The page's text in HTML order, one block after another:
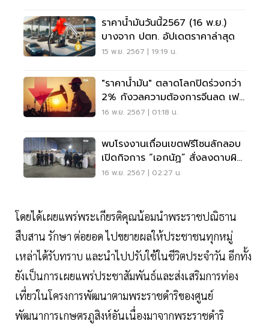
ราคาน้ำมันวันนี้2567 (16 พ.ย.)
บางจาก ปตท. อัปเดตราคาล่าสุด
15 พ.ย. 2567 | 19:19 น.
"ราคาน้ำมัน" ตลาดโลกปิดร่วงกว่า
2% กังวลความต้องการจีนลด เฟด
ชะลอลดดอกเบี้ย
16 พ.ย. 2567 | 01:18 น.
พบโรงงานเถื่อนเขตฟรีโซนลักลอบ
เปิดกิจการ “เอกนัฏ” สั่งลงดาบผิด
ถึงที่สุด
16 พ.ย. 2567 | 02:27 น.
โดยได้เผยแพร่พระเกียรติคุณน้อมนำพระราชปณิธาน
สืบสาน รักษา ต่อยอด ไปขยายผลให้ประชาชนทุกหมู่
เหล่าได้รับทราบ และนำไปปรับใช้ในชีวิตประจำวัน อีกทั้ง
ยังเป็นการเผยแพร่ประชาสัมพันธ์และส่งเสริมการท่อง
เที่ยวในโครงการพัฒนาตามพระราชดำริของศูนย์
พัฒนาการเกษตรภูสิงห์อันเนื่องมาจากพระราชดำริ